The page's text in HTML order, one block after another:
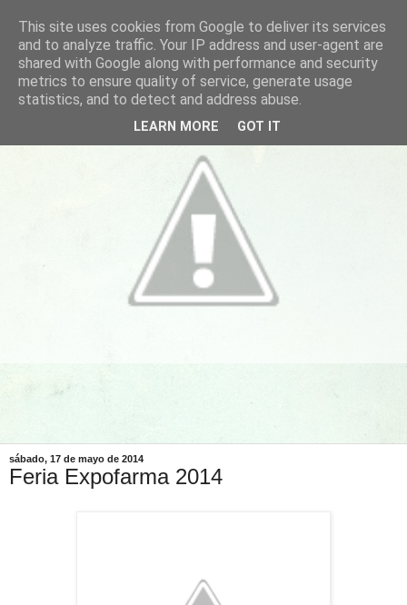
sábado, 17 de mayo de 2014
Feria Expofarma 2014
This site uses cookies from Google to deliver its services
and to analyze traffic. Your IP address and user-agent are
shared with Google along with performance and security
metrics to ensure quality of service, generate usage
statistics, and to detect and address abuse.
LEARN MORE GOT IT